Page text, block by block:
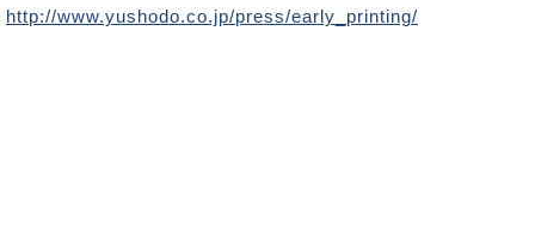
http://www.yushodo.co.jp/press/early_printing/